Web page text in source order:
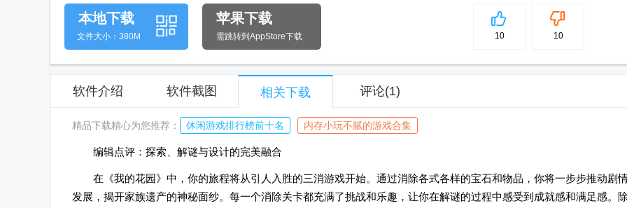
5
10 10
本地下载
文件大小：380M
苹果下载
需跳转到AppStore下载
软件介绍 软件截图 相关下载 评论(1)
精品下载精心为您推荐： 休闲游戏排行榜前十名 内存小玩不腻的游戏合集
编辑点评：探索、解谜与设计的完美融合
在《我的花园》中，你的旅程将从引人入胜的三消游戏开始。通过消除各式各样的宝石和物品，你将一步步推动剧
发展，揭开家族遗产的神秘面纱。每一个消除关卡都充满了挑战和乐趣，让你在解谜的过程中感受到成就感和满足感。